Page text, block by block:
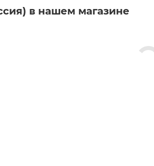
в нашем магазине